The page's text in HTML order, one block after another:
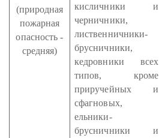
(природная
пожарная
опасность -
средняя)
кисличники и
черничники,
лиственничники-
брусничники,
кедровники всех
типов, кроме
приручейных и
сфагновых,
ельники-
брусничники и